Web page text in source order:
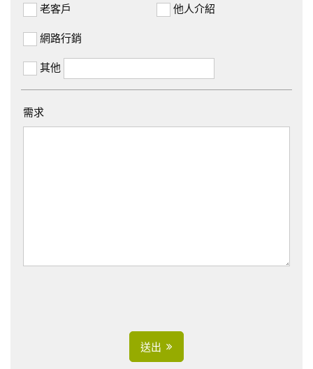
老客戶
他人介紹
網路行銷
其他
需求
送出